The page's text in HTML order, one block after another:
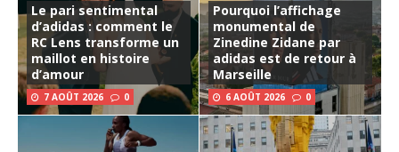
Le pari sentimental
d’adidas : comment le
RC Lens transforme un
maillot en histoire
d’amour
7 AOÛT 2026 0
Pourquoi l’affichage
monumental de
Zinedine Zidane par
adidas est de retour à
Marseille
6 AOÛT 2026 0